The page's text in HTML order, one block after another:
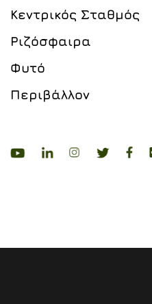
Κεντρικός Σταθμός
Ριζόσφαιρα
Φυτό
Περιβάλλον